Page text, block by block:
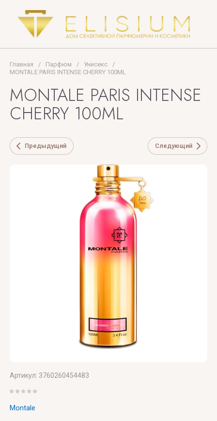
Главная / Парфюм / Унисекс
/
MONTALE PARIS INTENSE CHERRY 100ML
MONTALE PARIS INTENSE
CHERRY 100ML
Предыдущий Следующий
Артикул: 3760260454483
Montale
TOP
PERFUMER
U
UNIQUE'E
LUXURY
V
V
Canto
VALMONT
Versace
Vertus
Secret
PARFUMERIE
Vince
X
Xerjoff Yves
ZOEVA